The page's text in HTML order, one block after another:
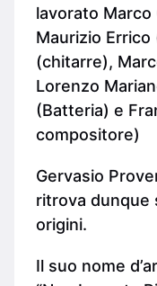
lavorato Marco
Maurizio
(chitarre),
Lorenzo
(Batteria) e
compositore)
Gervasio
ritrova dunque
origini.
Il suo nome